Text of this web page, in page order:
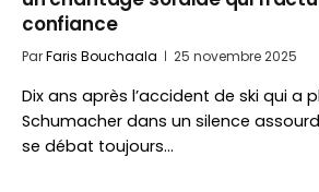
confiance
ParFaris Bouchaala 25 novembre 2025
Dix ans après l’accident de ski qui a
Schumacher dans un silence
se débat toujours…